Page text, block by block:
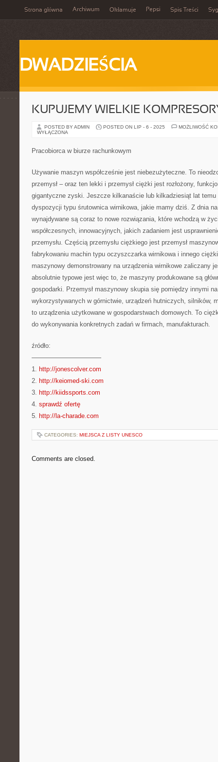
Strona główna Archiwum Okłamuje Pepsi Spis Treści
DWADZIEŚCIA
KUPUJEMY WIELKIE
POSTED BY ADMIN POSTED ON LIP - 6 - 2025
MOŻLIWOŚĆ
WYŁĄCZONA
Pracobiorca w biurze rachunkowym
Używanie maszyn współcześnie jest niebezużyteczne. To
przemysł – oraz ten lekki i przemysł ciężki jest rozłożony,
gigantyczne zyski. Jeszcze kilkanaście lub kilkadziesiąt lat
dyspozycji typu śrutownica wirnikowa, jakie mamy dziś. Z dnia
wynajdywane są coraz to nowe rozwiązania, które wchodzą w
współczesnych, innowacyjnych, jakich zadaniem jest
przemysłu. Częścią przemysłu ciężkiego jest przemysł
fabrykowaniu machin typu oczyszczarka wirnikowa i innego
maszynowy demonstrowany na urządzenia wirnikowe zaliczany
absolutnie typowe jest więc to, że maszyny produkowane są
gospodarki. Przemysł maszynowy skupia się pomiędzy innymi
wykorzystywanych w górnictwie, urządzeń hutniczych, silników,
to urządzenia użytkowane w gospodarstwach domowych. To
do wykonywania konkretnych zadań w firmach, manufakturach.
źródło:
———————————
1. http://jonescolver.com
2. http://keiomed-ski.com
3. http://kiidssports.com
4. sprawdź ofertę
5. http://la-charade.com
CATEGORIES: MIEJSCA Z LISTY UNESCO
Comments are closed.